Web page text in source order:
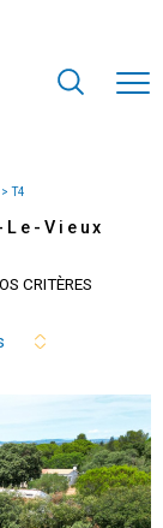
T4
Vieux
CRITÈRES